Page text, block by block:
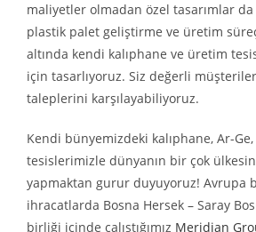
maliyetler olmadan özel tasarımlar
plastik palet geliştirme ve üretim
altında kendi kalıphane ve üretim
için tasarlıyoruz. Siz değerli
taleplerini karşılayabiliyoruz.
Kendi bünyemizdeki kalıphane, Ar-
tesislerimizle dünyanın bir çok
yapmaktan gurur duyuyoruz! Avrupa
ihracatlarda Bosna Hersek – Saray
birliği içinde çalıştığımız Meridian